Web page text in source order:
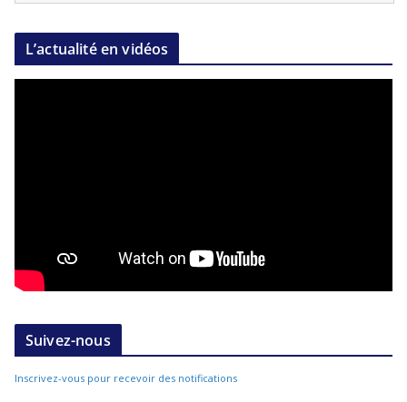
L’actualité en vidéos
Suivez-nous
Inscrivez-vous pour recevoir des notifications